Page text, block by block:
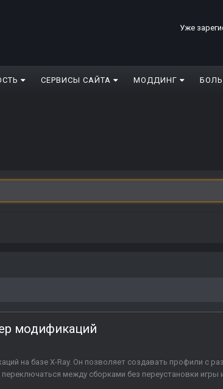
Уже
СЕРВИСЫ САЙТА МОДДИНГ
модификаций
на базе X-Ray. Он позволяет создавать профили с
между сборками без переустановки игры